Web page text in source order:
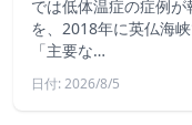
では低体温症の症例
を、2018年に英仏海
「主要な…
日付: 2026/8/5